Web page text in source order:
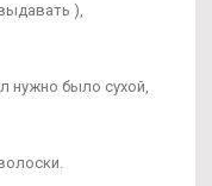
),
нужно было сухой,